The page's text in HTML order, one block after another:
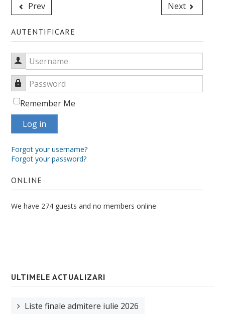
Prev Next
AUTENTIFICARE
Username
Password
Remember Me
Log in
Forgot your username?
Forgot your password?
ONLINE
We have 274 guests and no members online
ULTIMELE ACTUALIZARI
Liste finale admitere iulie 2026